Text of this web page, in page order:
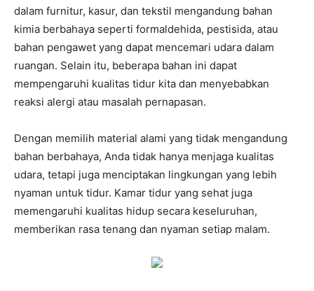
dalam furnitur, kasur, dan tekstil mengandung bahan
kimia berbahaya seperti formaldehida, pestisida, atau
bahan pengawet yang dapat mencemari udara dalam
ruangan. Selain itu, beberapa bahan ini dapat
mempengaruhi kualitas tidur kita dan menyebabkan
reaksi alergi atau masalah pernapasan.
Dengan memilih material alami yang tidak mengandung
bahan berbahaya, Anda tidak hanya menjaga kualitas
udara, tetapi juga menciptakan lingkungan yang lebih
nyaman untuk tidur. Kamar tidur yang sehat juga
memengaruhi kualitas hidup secara keseluruhan,
memberikan rasa tenang dan nyaman setiap malam.